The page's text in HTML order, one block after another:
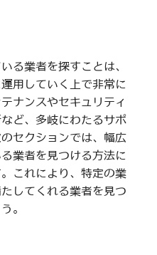
る業者を探すことは、
用していく上で非常に
ナンスやセキュリティ
ど、多岐にわたるサポ
セクションでは、幅広
業者を見つける方法に
これにより、特定の業
してくれる業者を見つ
。